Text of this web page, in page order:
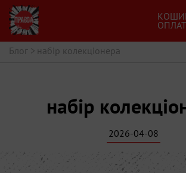
Блог > набір колекціонера
набір
2026-04-08